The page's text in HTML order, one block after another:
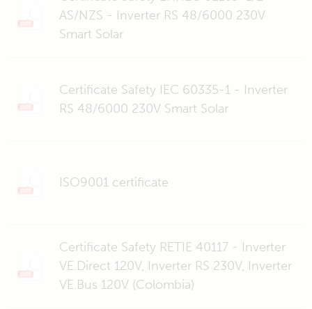
AS/NZS - Inverter RS 48/6000 230V
Smart Solar
Certificate Safety IEC 60335-1 - Inverter
RS 48/6000 230V Smart Solar
ISO9001 certificate
Certificate Safety RETIE 40117 - Inverter
VE.Direct 120V, Inverter RS 230V, Inverter
VE.Bus 120V (Colombia)